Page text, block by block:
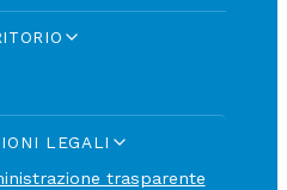
LEGALI
trasparente